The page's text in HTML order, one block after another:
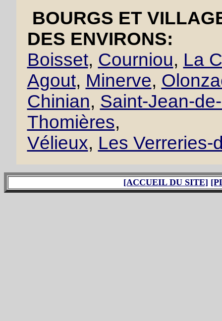
BOURGS ET
DES ENVIRONS:
Boisset, Courniou, La
Agout, Minerve,
Chinian, Saint-Jean-
Thomières,
Vélieux, Les Verreries-
[ACCUEIL DU SITE]